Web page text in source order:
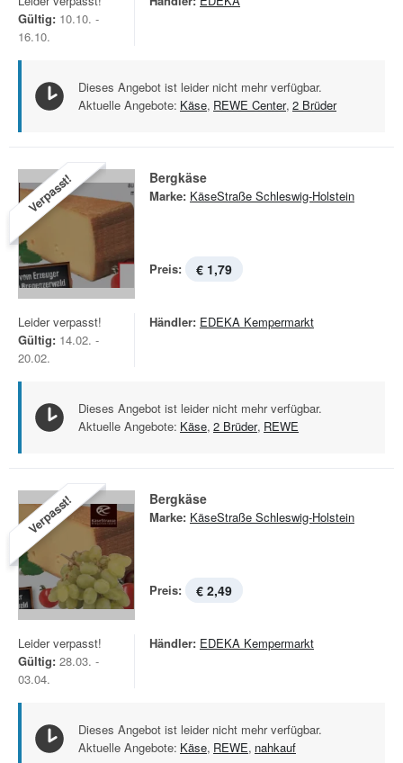
Gültig: 10.10. -
16.10.
Dieses Angebot ist leider nicht mehr verfügbar.
Aktuelle Angebote: Käse, REWE Center, 2 Brüder
Verpasst! Bergkäse
Marke: KäseStraße Schleswig-Holstein
Preis: € 1,79
Leider verpasst!
Gültig: 14.02. -
20.02.
Händler: EDEKA Kempermarkt
Dieses Angebot ist leider nicht mehr verfügbar.
Aktuelle Angebote: Käse, 2 Brüder, REWE
Verpasst! Bergkäse
Marke: KäseStraße Schleswig-Holstein
Preis: € 2,49
Leider verpasst!
Gültig: 28.03. -
03.04.
Händler: EDEKA Kempermarkt
Dieses Angebot ist leider nicht mehr verfügbar.
Aktuelle Angebote: Käse, REWE, nahkauf